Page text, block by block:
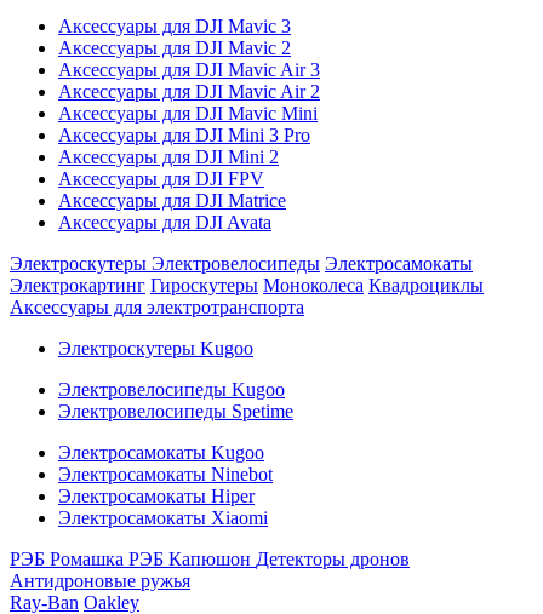
Аксессуары для DJI Mavic 3
Аксессуары для DJI Mavic 2
Аксессуары для DJI Mavic Air 3
Аксессуары для DJI Mavic Air 2
Аксессуары для DJI Mavic Mini
Аксессуары для DJI Mini 3 Pro
Аксессуары для DJI Mini 2
Аксессуары для DJI FPV
Аксессуары для DJI Matrice
Аксессуары для DJI Avata
Электроскутеры Электровелосипеды Электросамокаты
Электрокартинг Гироскутеры Моноколеса Квадроциклы
Аксессуары для электротранспорта
Электроскутеры Kugoo
Электровелосипеды Kugoo
Электровелосипеды Spetime
Электросамокаты Kugoo
Электросамокаты Ninebot
Электросамокаты Hiper
Электросамокаты Xiaomi
РЭБ Ромашка РЭБ Капюшон Детекторы дронов
Антидроновые ружья
Ray-Ban Oakley